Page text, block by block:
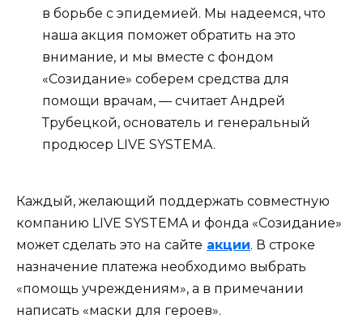
в борьбе с эпидемией. Мы надеемся, что
наша акция поможет обратить на это
внимание, и мы вместе с фондом
«Созидание» соберем средства для
помощи врачам, — считает Андрей
Трубецкой, основатель и генеральный
продюсер LIVE SYSTEMA.
Каждый, желающий поддержать совместную
компанию LIVE SYSTEMA и фонда «Созидание»
может сделать это на сайте акции. В строке
назначение платежа необходимо выбрать
«помощь учреждениям», а в примечании
написать «маски для героев».